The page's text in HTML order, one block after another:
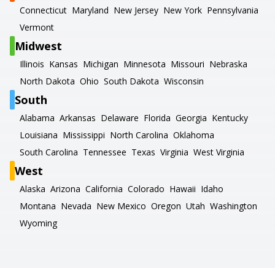
Connecticut Maryland New Jersey New York Pennsylvania
Vermont
Midwest
Illinois Kansas Michigan Minnesota Missouri Nebraska
North Dakota Ohio South Dakota Wisconsin
South
Alabama Arkansas Delaware Florida Georgia Kentucky
Louisiana Mississippi North Carolina Oklahoma
South Carolina Tennessee Texas Virginia West Virginia
West
Alaska Arizona California Colorado Hawaii Idaho
Montana Nevada New Mexico Oregon Utah Washington
Wyoming